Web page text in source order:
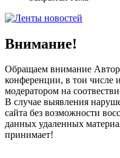
Внимание!
Обращаем внимание
конференции, в тои числе
модератором на
В случае выявления
сайта без возможности
данных удаленных
принимает!